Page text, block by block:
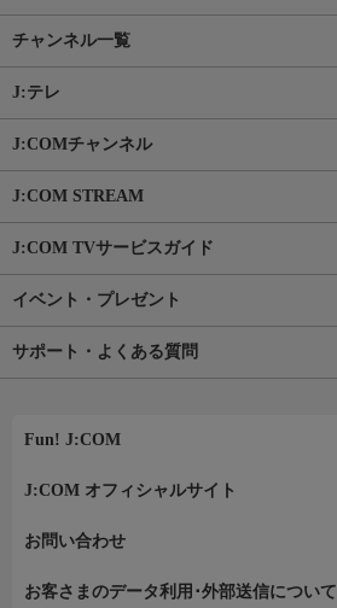
チャンネル一覧
J:テレ
J:COMチャンネル
J:COM STREAM
J:COM TVサービスガイド
イベント・プレゼント
サポート・よくある質問
Fun! J:COM
J:COM オフィシャルサイト
お問い合わせ
お客さまのデータ利用･外部送信について